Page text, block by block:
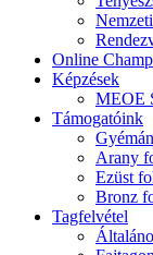
Online
Képzések
MEOE
Támogatóink
Arany
Ezüst
Bronz
Tagfelvétel